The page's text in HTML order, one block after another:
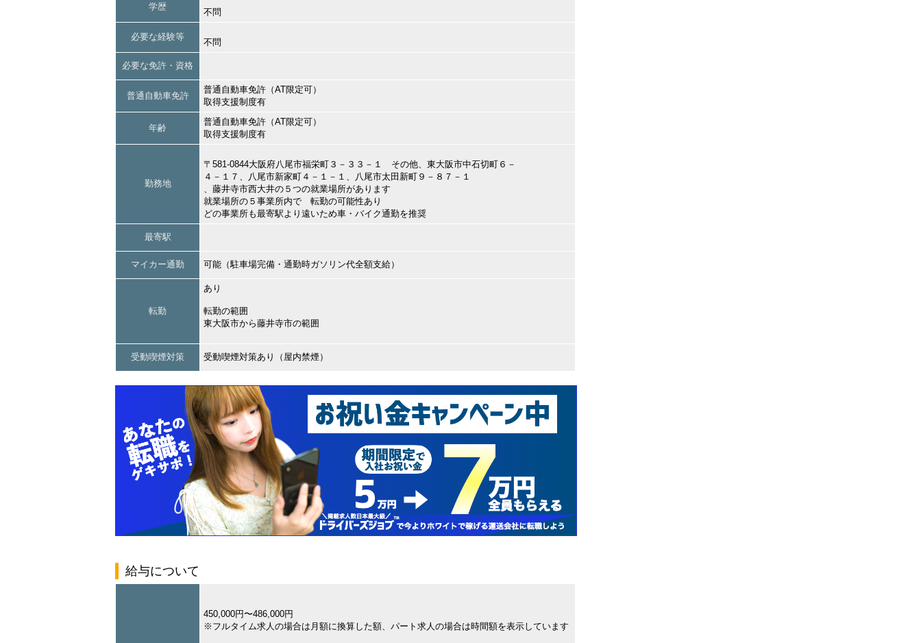
学歴
不問
必要な経験等
不問
必要な免許・資格
普通自動車免許
普通自動車免許（AT限定可）
取得支援制度有
年齢
普通自動車免許（AT限定可）
取得支援制度有
勤務地
〒581-0844大阪府八尾市福栄町３－３３－１ その他、東大阪市中石切町６－
４－１７、八尾市新家町４－１－１、八尾市太田新町９－８７－１
、藤井寺市西大井の５つの就業場所があります
就業場所の５事業所内で 転勤の可能性あり
どの事業所も最寄駅より遠いため車・バイク通勤を推奨
最寄駅
マイカー通勤 可能（駐車場完備・通勤時ガソリン代全額支給）
転勤
あり
転勤の範囲
東大阪市から藤井寺市の範囲
受動喫煙対策 受動喫煙対策あり（屋内禁煙）
給与について
450,000円〜486,000円
※フルタイム求人の場合は月額に換算した額、パート求人の場合は時間額を表示しています